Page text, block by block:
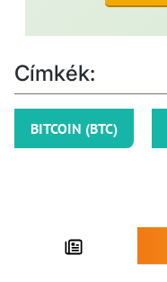
Címkék:
BITCOIN (BTC)